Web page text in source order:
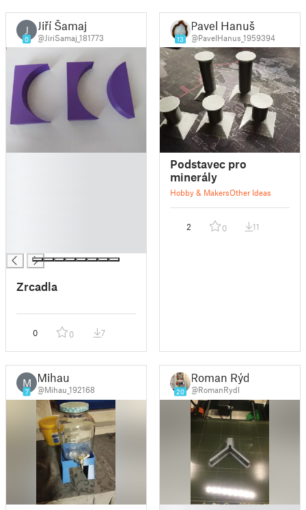
J
0
Jiří Šamaj
@JiriSamaj_181773
Zrcadla
0 0 7
13
Pavel Hanuš
@PavelHanus_1959394
Podstavec pro
minerály
Hobby & MakersOther Ideas
2 0 11
M
7
Mihau
@Mihau_192168 20
Roman Rýdl
@RomanRydl